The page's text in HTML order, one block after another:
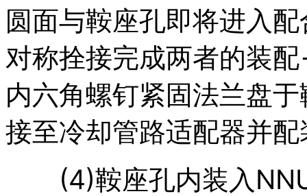
圆面与鞍座孔即将进入
对称拴接完成两者的装
内六角螺钉紧固法兰盘
接至冷却管路适配器并
(4)鞍座孔内装入